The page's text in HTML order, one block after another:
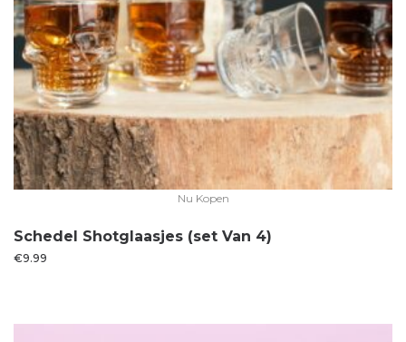
Nu Kopen
Schedel Shotglaasjes (set Van 4)
€9.99